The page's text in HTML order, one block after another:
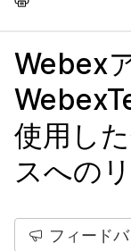
Webex
使用し
スへの
フィード